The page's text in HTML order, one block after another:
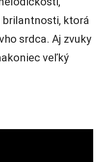
brilantnosti, ktorá
srdca. Aj zvuky
veľký